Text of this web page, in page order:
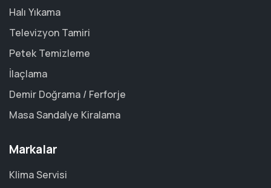
Halı Yıkama
Televizyon Tamiri
Petek Temizleme
İlaçlama
Demir Doğrama / Ferforje
Masa Sandalye Kiralama
Markalar
Klima Servisi